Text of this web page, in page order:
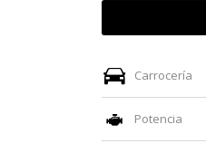
Carrocería
Potencia